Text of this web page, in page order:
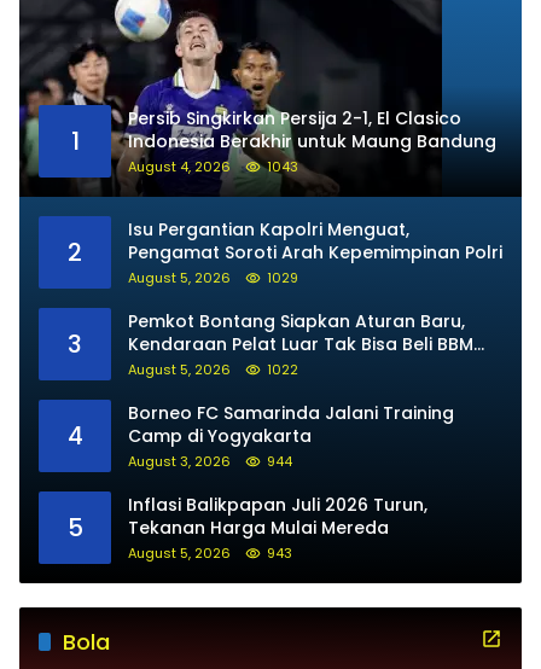
1
Persib Singkirkan Persija 2-1, El Clasico
Indonesia Berakhir untuk Maung Bandung
August 4, 2026 1043
2
Isu Pergantian Kapolri Menguat,
Pengamat Soroti Arah Kepemimpinan Polri
August 5, 2026 1029
3
Pemkot Bontang Siapkan Aturan Baru,
Kendaraan Pelat Luar Tak Bisa Beli BBM
Subsidi
August 5, 2026 1022
4
Borneo FC Samarinda Jalani Training
Camp di Yogyakarta
August 3, 2026 944
5
Inflasi Balikpapan Juli 2026 Turun,
Tekanan Harga Mulai Mereda
August 5, 2026 943
Bola